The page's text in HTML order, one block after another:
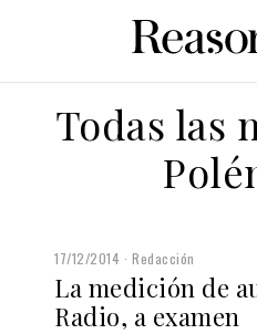
Todas las
17/12/2014 Redacción
La medición de
Radio, a examen